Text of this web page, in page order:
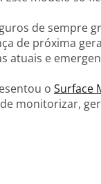
de
de próxima
atuais e
o Surface
monitorizar,